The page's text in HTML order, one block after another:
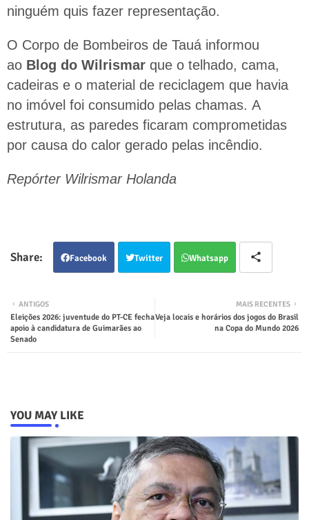
ninguém quis fazer representação.
O Corpo de Bombeiros de Tauá informou
ao Blog do Wilrismar que o telhado, cama,
cadeiras e o material de reciclagem que havia
no imóvel foi consumido pelas chamas. A
estrutura, as paredes ficaram comprometidas
por causa do calor gerado pelas incêndio.
Repórter Wilrismar Holanda
Facebook Twitter Whatsapp
MAIS RECENTES
Veja locais e horários dos jogos do Brasil
na Copa do Mundo 2026
ANTIGOS
Eleições 2026: juventude do PT-CE fecha
apoio à candidatura de Guimarães ao
Senado
YOU MAY LIKE